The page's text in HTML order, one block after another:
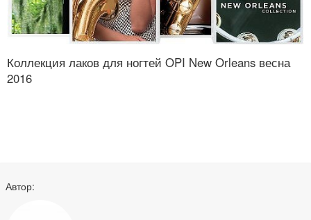
Коллекция лаков для ногтей OPI New Orleans весна
2016
Автор: